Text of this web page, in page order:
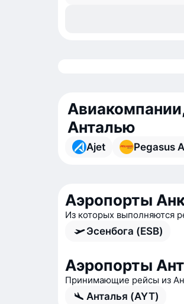
Анталью
Ajet Pegasus
Аэропорты
Из которых выполняются
Эсенбога (ESB)
Аэропорты
Принимающие рейсы из
Анталья (AYT)